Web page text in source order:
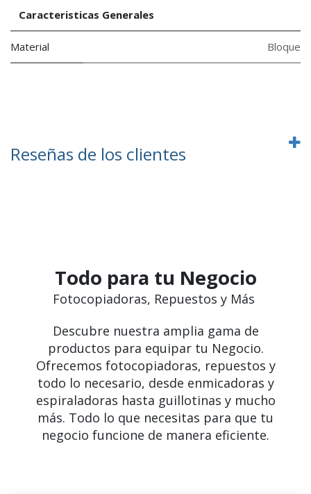
Caracteristicas Generales
Material Bloque
Reseñas de los clientes
Todo para tu Negocio
Fotocopiadoras, Repuestos y Más
Descubre nuestra amplia gama de
productos para equipar tu Negocio.
Ofrecemos fotocopiadoras, repuestos y
todo lo necesario, desde enmicadoras y
espiraladoras hasta guillotinas y mucho
más. Todo lo que necesitas para que tu
negocio funcione de manera eficiente.